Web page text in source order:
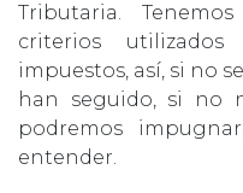
Tributaria.
criterios
impuestos, así, si no
han seguido, si no
podremos
entender.